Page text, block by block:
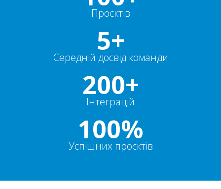
Проєктів
5+
Середній досвід команди
200+
Інтеграцій
100%
Успішних проєктів